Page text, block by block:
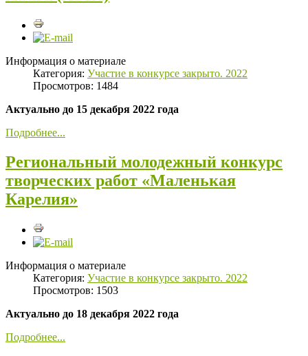
Информация о материале
Категория: Участие в конкурсе закрыто. 2022
Просмотров: 1484
Актуально до 15 декабря 2022 года
Подробнее...
Региональный молодежный конкурс
творческих работ «Маленькая
Карелия»
Информация о материале
Категория: Участие в конкурсе закрыто. 2022
Просмотров: 1503
Актуально до 18 декабря 2022 года
Подробнее...